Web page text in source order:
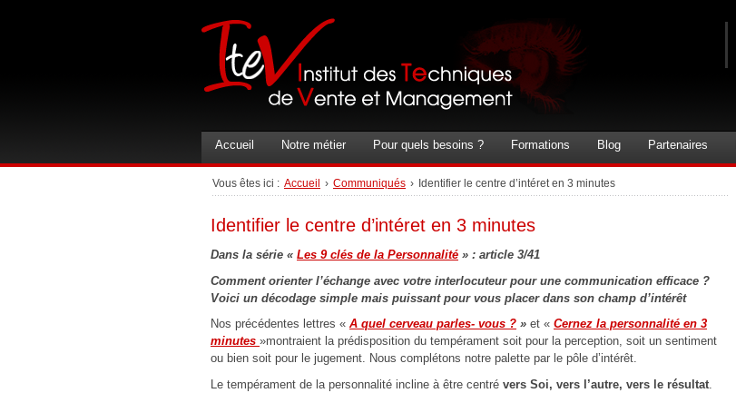
Accueil Notre métier Pour quels besoins ? Formations Blog Partenaires
Vous êtes ici : Accueil › Communiqués › Identifier le centre d’intéret en 3 minutes
Identifier le centre d’intéret en 3 minutes
Dans la série « Les 9 clés de la Personnalité » : article 3/41
Comment orienter l’échange avec votre interlocuteur pour une communication efficace ?
Voici un décodage simple mais puissant pour vous placer dans son champ d’intérêt
Nos précédentes lettres « A quel cerveau parles- vous ? » et « Cernez la personnalité en 3
minutes »montraient la prédisposition du tempérament soit pour la perception, soit un sentiment
ou bien soit pour le jugement. Nous complétons notre palette par le pôle d’intérêt.
Le tempérament de la personnalité incline à être centré vers Soi, vers l’autre, vers le résultat